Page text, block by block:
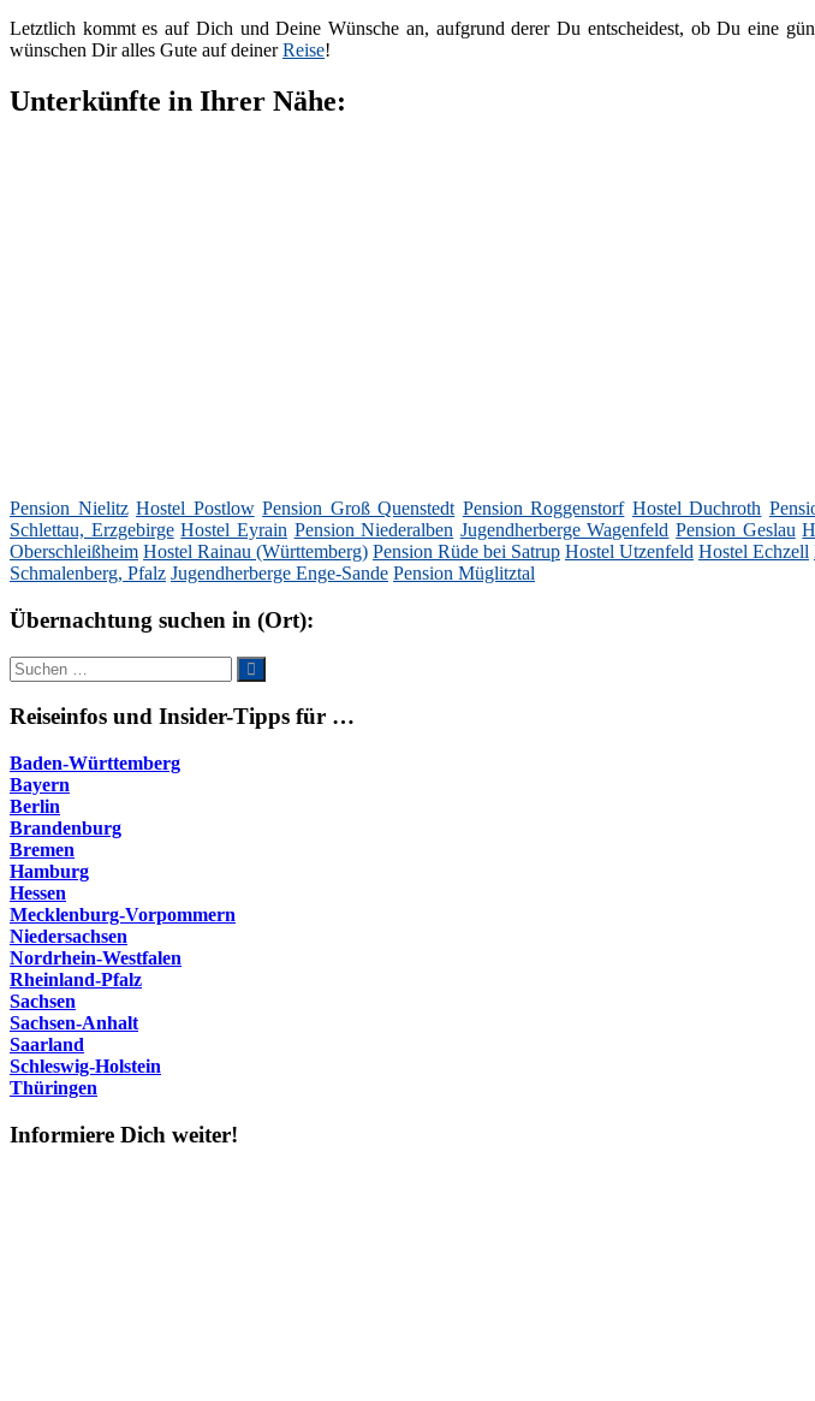
Letztlich kommt es auf Dich und Deine Wünsche an, aufgrund derer Du entscheidest, ob Du eine
wünschen Dir alles Gute auf deinerReise!
Unterkünfte in Ihrer Nähe:
Pension Nielitz Hostel Postlow Pension Groß Quenstedt Pension Roggenstorf Hostel Duchroth
Schlettau, Erzgebirge Hostel Eyrain Pension Niederalben Jugendherberge Wagenfeld Pension Geslau
Oberschleißheim Hostel Rainau (Württemberg) Pension Rüde bei Satrup Hostel Utzenfeld Hostel Echzell
Schmalenberg, Pfalz Jugendherberge Enge-Sande Pension Müglitztal
Übernachtung suchen in (Ort):
Suche
nach:
Suchen
Reiseinfos und Insider-Tipps für …
Baden-Württemberg
Bayern
Berlin
Brandenburg
Bremen
Hamburg
Hessen
Mecklenburg-Vorpommern
Niedersachsen
Nordrhein-Westfalen
Rheinland-Pfalz
Sachsen
Sachsen-Anhalt
Saarland
Schleswig-Holstein
Thüringen
Informiere Dich weiter!